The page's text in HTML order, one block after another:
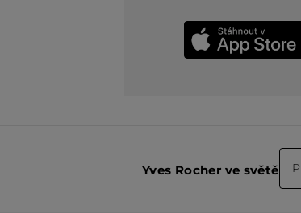
Yves Rocher ve světě